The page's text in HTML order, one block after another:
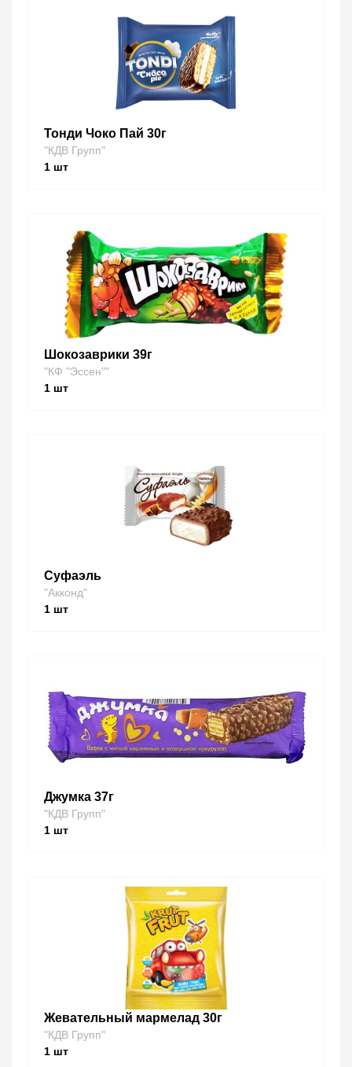
Тонди Чоко Пай 30г
"КДВ Групп"
1 шт
Шокозаврики 39г
"КФ "Эссен""
1 шт
Суфаэль
"Акконд"
1 шт
Джумка 37г
"КДВ Групп"
1 шт
Жевательный мармелад 30г
"КДВ Групп"
1 шт